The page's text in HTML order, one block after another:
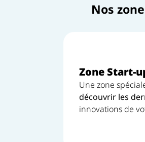
Nos
Zone Start-
Une zone
découvrir les
innovations de